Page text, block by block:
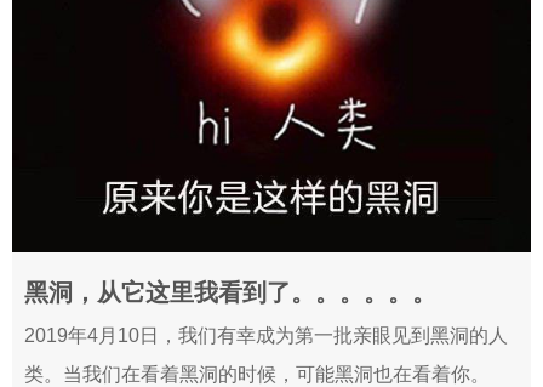
黑洞，从它这里我看到了。。。。。。
2019-04-12
2019年4月10日，我们有幸成为第一批亲眼见到黑洞的人
类。当我们在看着黑洞的时候，可能黑洞也在看着你。